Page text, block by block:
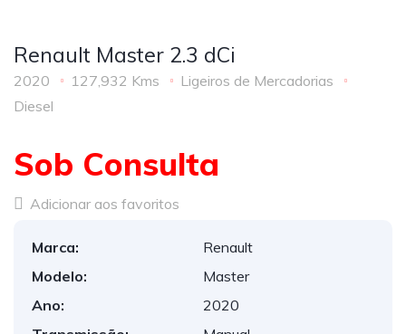
Renault Master 2.3 dCi
2020 127,932 Kms
Ligeiros de Mercadorias
Diesel
Sob Consulta
Adicionar aos favoritos
Marca:
Renault
Modelo:
Master
Ano:
2020